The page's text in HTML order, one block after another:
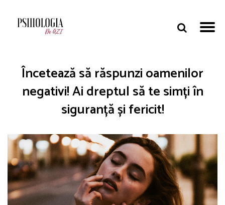
Încetează să răspunzi oamenilor
negativi! Ai dreptul să te simți în
siguranță și fericit!